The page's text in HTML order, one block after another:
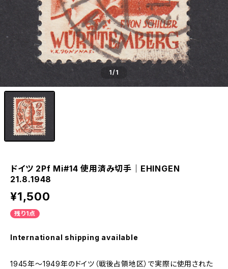
1/1
ドイツ 2Pf Mi#14 使用済み切手｜EHINGEN
21.8.1948
¥1,500
残り1点
International shipping available
1945年～1949年のドイツ（戦後占領地区）で実際に使用された